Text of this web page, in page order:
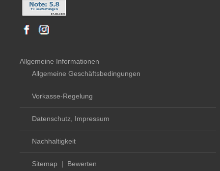
Allgemeine Informationen
Allgemeine Geschäftsbedingungen
Vorkasse-Regelung
Datenschutz, Impressum
Nachhaltigkeit
Sitemap | Bewerten